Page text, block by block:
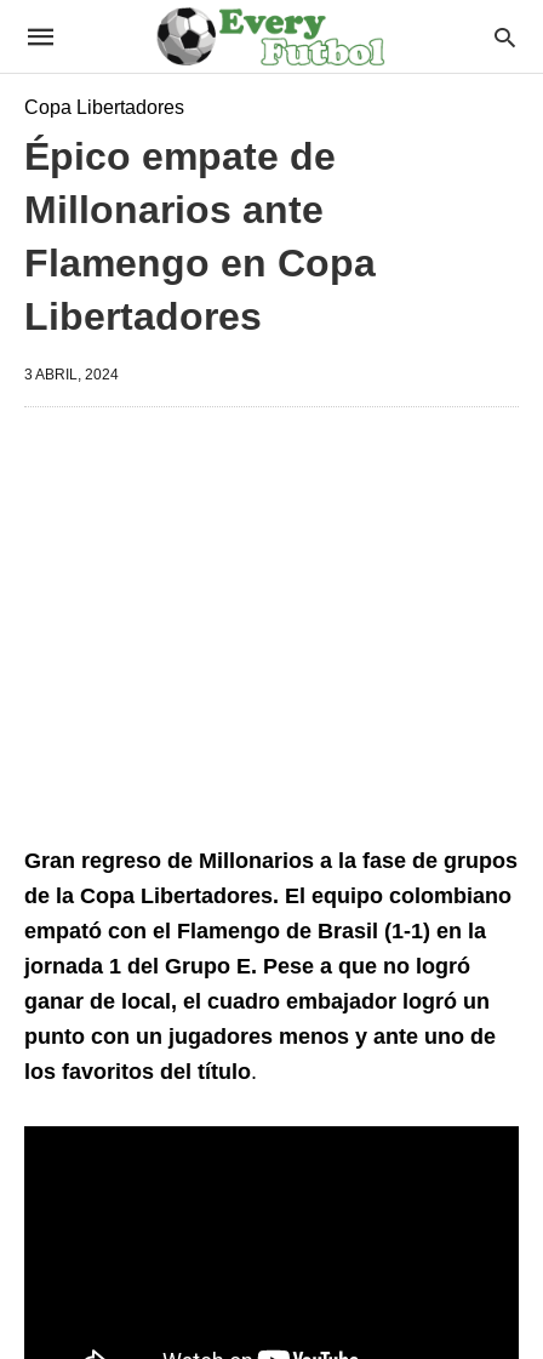
Copa Libertadores
Épico empate de
Millonarios ante
Flamengo en Copa
Libertadores
3 ABRIL, 2024
Gran regreso de Millonarios a la fase de grupos
de la Copa Libertadores. El equipo colombiano
empató con el Flamengo de Brasil (1-1) en la
jornada 1 del Grupo E. Pese a que no logró
ganar de local, el cuadro embajador logró un
punto con un jugadores menos y ante uno de
los favoritos del título.